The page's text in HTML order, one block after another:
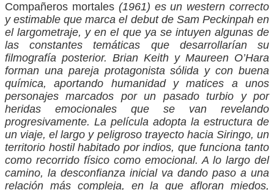
Compañeros mortales (1961) es un western correcto
y estimable que marca el debut de Sam Peckinpah en
el largometraje, y en el que ya se intuyen algunas de
las constantes temáticas que desarrollarían su
filmografía posterior. Brian Keith y Maureen O’Hara
forman una pareja protagonista sólida y con buena
química, aportando humanidad y matices a unos
personajes marcados por un pasado turbio y por
heridas emocionales que se van revelando
progresivamente. La película adopta la estructura de
un viaje, el largo y peligroso trayecto hacia Siringo, un
territorio hostil habitado por indios, que funciona tanto
como recorrido físico como emocional. A lo largo del
camino, la desconfianza inicial va dando paso a una
relación más compleja, en la que afloran miedos,